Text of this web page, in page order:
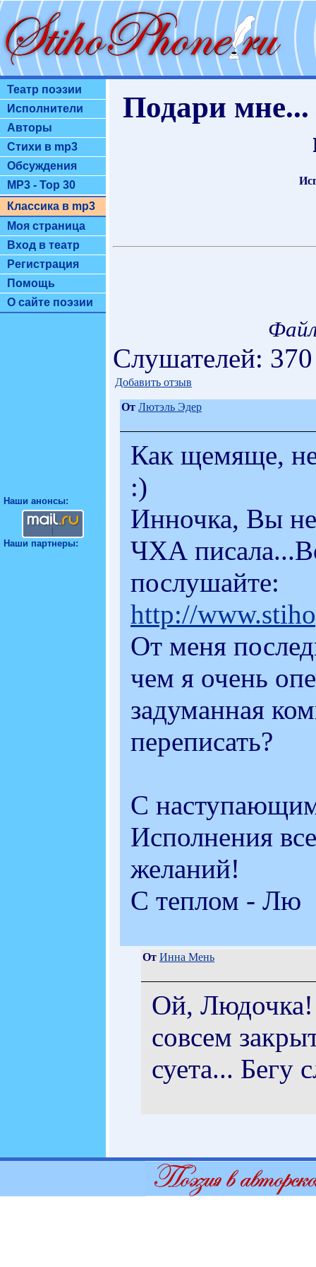
Театр поэзии
Исполнители
Авторы
Стихи в mp3
Обсуждения
MP3 - Top 30
Классика в mp3
Моя страница
Вход в театр
Регистрация
Помощь
О сайте поэзии
Наши анонсы:
Наши партнеры:
Подари мне...
Слушателей:
Добавить отзыв
От Лютэль Эдер
Как щемяще,
:)
Инночка, Вы
ЧХА
послушайте:
http://
От меня
чем я очень
задуманная
переписать?
С
Исполнения
желаний!
С теплом - Лю
От Инна Мень
Ой,
совсем
суета... Бегу